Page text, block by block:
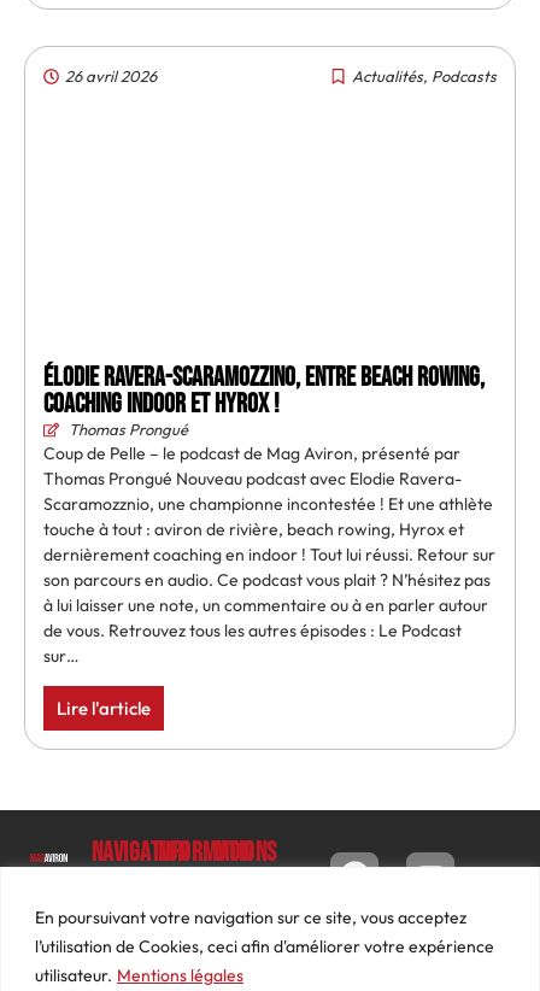
En poursuivant votre navigation sur ce site, vous acceptez
l’utilisation de Cookies, ceci afin d'améliorer votre expérience
utilisateur. Mentions légales
26 avril 2026 Actualités, Podcasts
Élodie Ravera-Scaramozzino, entre beach rowing,
coaching indoor et Hyrox !
Thomas Prongué
Coup de Pelle – le podcast de Mag Aviron, présenté par
Thomas Prongué Nouveau podcast avec Elodie Ravera-
Scaramozznio, une championne incontestée ! Et une athlète
touche à tout : aviron de rivière, beach rowing, Hyrox et
dernièrement coaching en indoor ! Tout lui réussi. Retour sur
son parcours en audio. Ce podcast vous plait ? N’hésitez pas
à lui laisser une note, un commentaire ou à en parler autour
de vous. Retrouvez tous les autres épisodes : Le Podcast
sur…
Lire l'article
Luc
Barbier
69640
Navigation
Le
Magazine
Photos
Informations
Conditions
générales
de ventes
Mon
Tableau
de bord
Commandes